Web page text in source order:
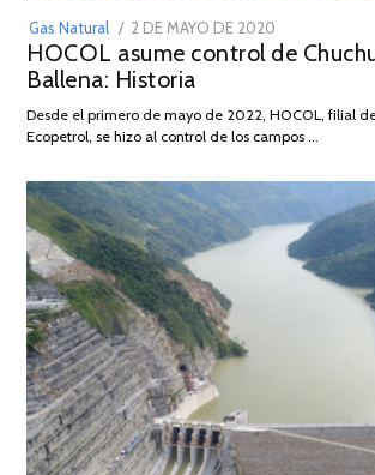
Gas Natural
POSTED
ON
2 DE MAYO DE 2020
DE
2026
HOCOL asume control de
Ballena: Historia
Desde el primero de mayo de 2022, HOCOL, filial
Ecopetrol, se hizo al control de los campos …